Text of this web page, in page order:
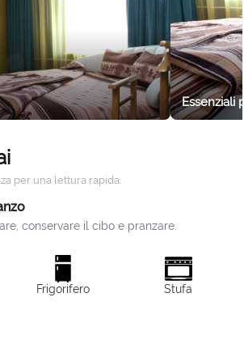
Essenziali
per una lettura rapida.
conservare il cibo e pranzare.
Frigorifero Stufa